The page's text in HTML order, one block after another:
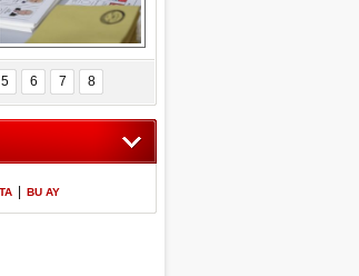
İşte Meclis'e giren
600 milletvekilinin
listesi
5 6 7 8
BU AY